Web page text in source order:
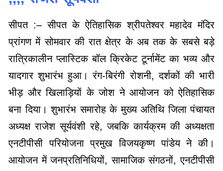
सीपत :– सीपत के ऐतिहासिक श्रीपतेश्वर महादेव मंदिर
प्रांगण में सोमवार की रात क्षेत्र के अब तक के सबसे बड़े
रात्रिकालीन प्लास्टिक बॉल क्रिकेट टूर्नामेंट का भव्य और
यादगार शुभारंभ हुआ। रंग-बिरंगी रोशनी, दर्शकों की भारी
भीड़ और खिलाड़ियों के जोश ने आयोजन को ऐतिहासिक
बना दिया। शुभारंभ समारोह के मुख्य अतिथि जिला पंचायत
अध्यक्ष राजेश सूर्यवंशी रहे, जबकि कार्यक्रम की अध्यक्षता
एनटीपीसी परियोजना प्रमुख विजयकृष्ण पांडेय ने की।
आयोजन में जनप्रतिनिधियों, सामाजिक संगठनों, एनटीपीसी